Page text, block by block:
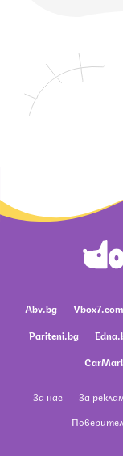
Abv.bg Vbox7.com
Pariteni.bg
За нас За